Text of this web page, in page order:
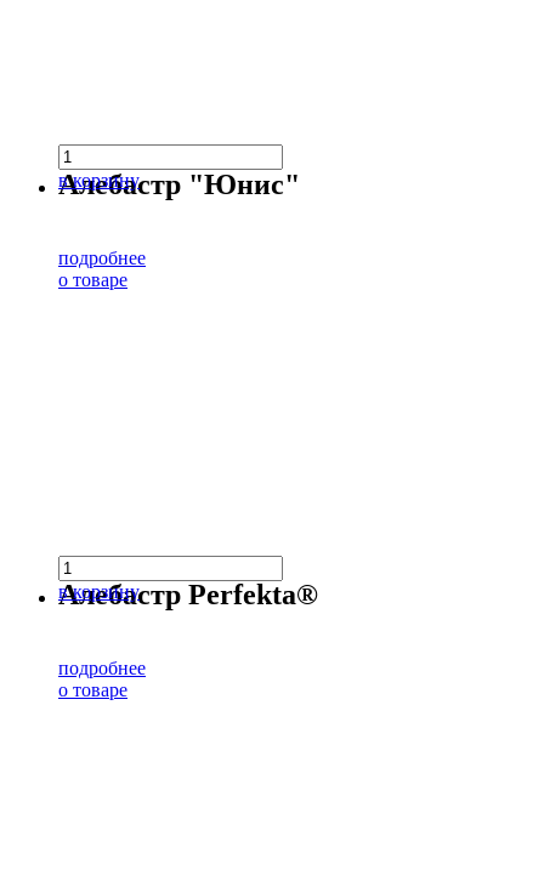
в корзину
Алебастр "Юнис"
подробнее
о товаре
в корзину
Алебастр Perfekta®
подробнее
о товаре